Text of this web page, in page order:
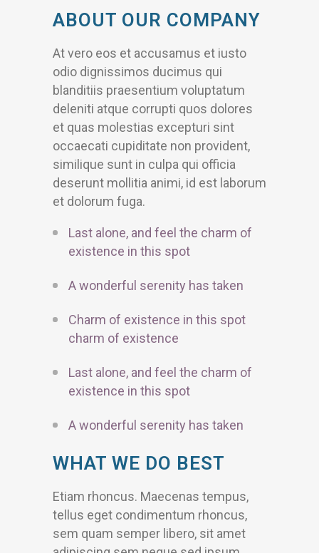
ABOUT OUR COMPANY
At vero eos et accusamus et iusto
odio dignissimos ducimus qui
blanditiis praesentium voluptatum
deleniti atque corrupti quos dolores
et quas molestias excepturi sint
occaecati cupiditate non provident,
similique sunt in culpa qui officia
deserunt mollitia animi, id est laborum
et dolorum fuga.
Last alone, and feel the charm of
existence in this spot
A wonderful serenity has taken
Charm of existence in this spot
charm of existence
Last alone, and feel the charm of
existence in this spot
A wonderful serenity has taken
WHAT WE DO BEST
Etiam rhoncus. Maecenas tempus,
tellus eget condimentum rhoncus,
sem quam semper libero, sit amet